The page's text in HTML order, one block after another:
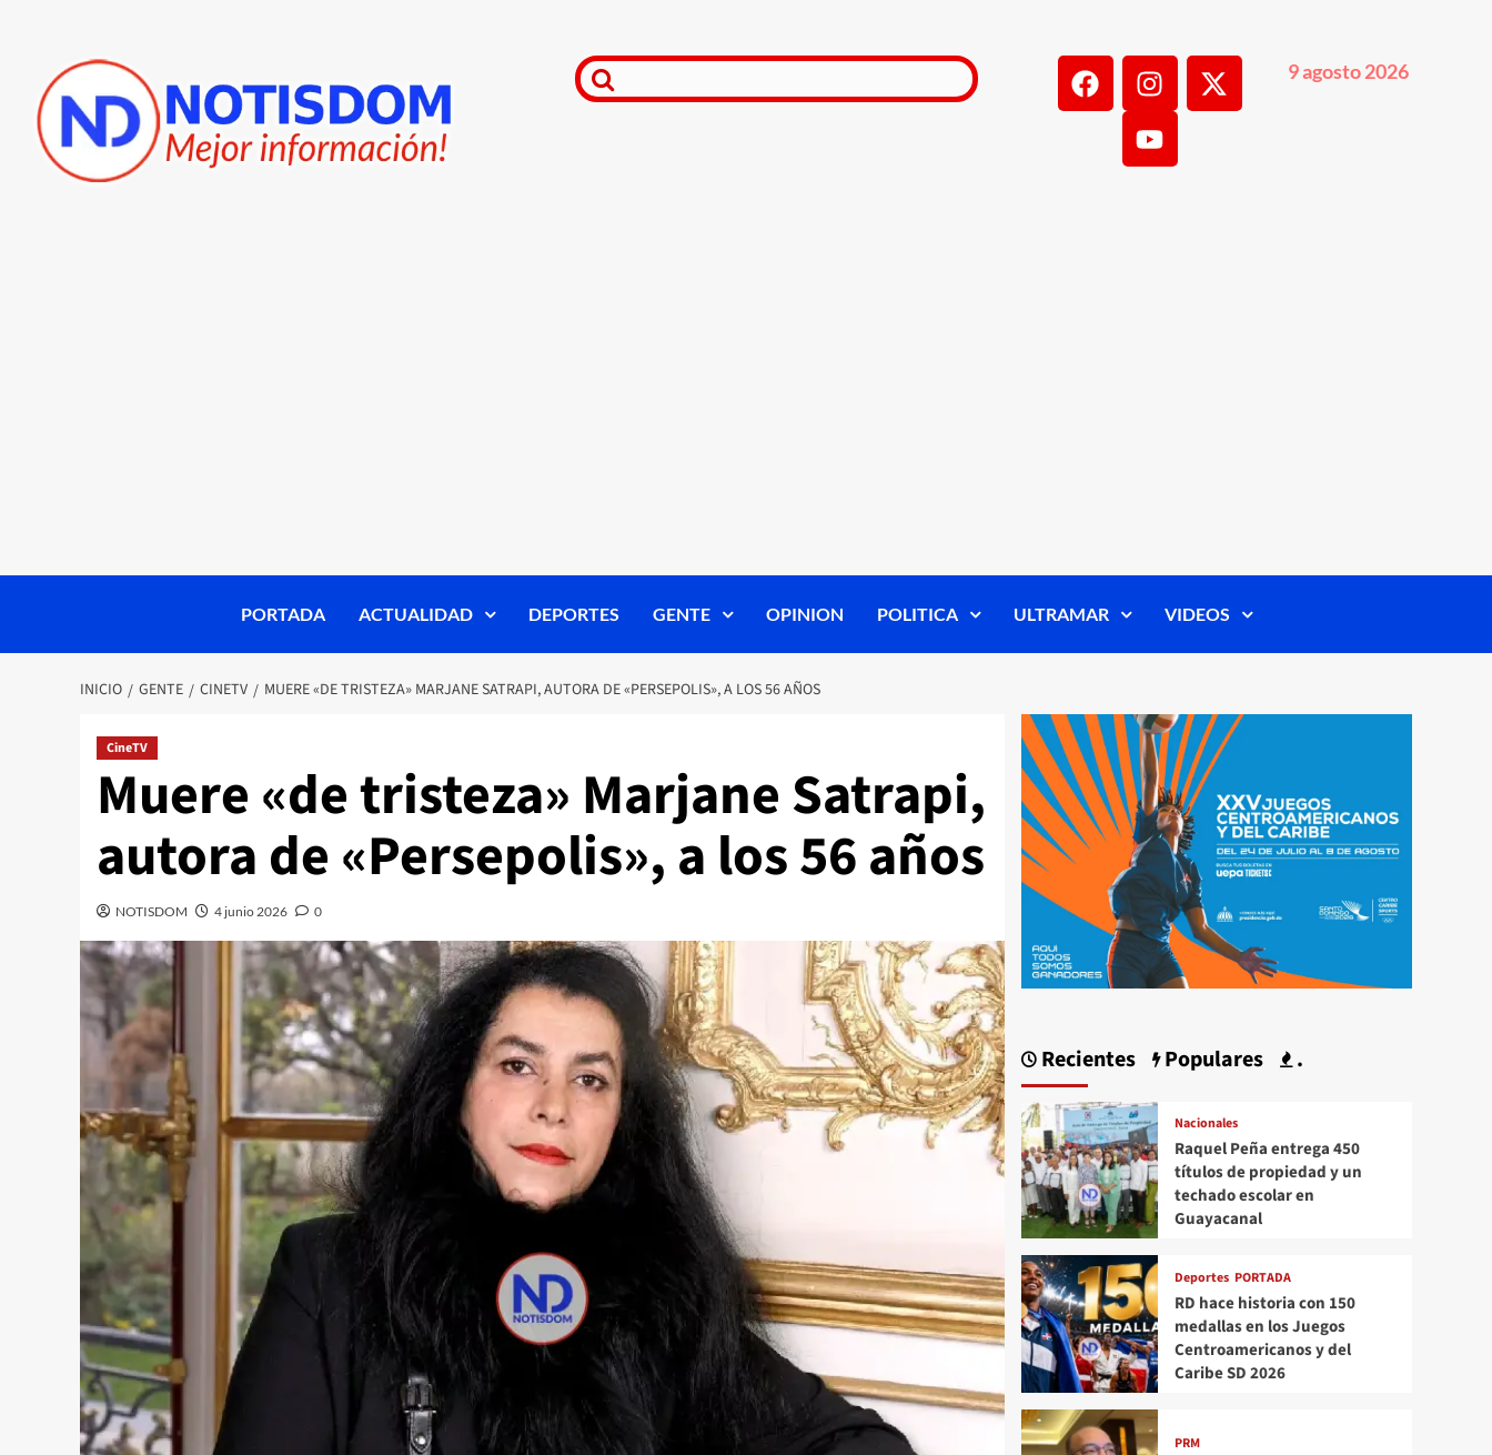
9 agosto 2026
PORTADA ACTUALIDAD DEPORTES GENTE OPINION POLITICA ULTRAMAR VIDEOS
INICIO GENTE CINETV MUERE «DE TRISTEZA» MARJANE SATRAPI, AUTORA DE «PERSEPOLIS», A LOS 56 AÑOS
CineTV
Muere «de tristeza» Marjane Satrapi,
autora de «Persepolis», a los 56 años
NOTISDOM 4 junio 2026 0
Recientes Populares .
Nacionales
Raquel Peña entrega 450
títulos de propiedad y un
techado escolar en
Guayacanal
Deportes PORTADA
RD hace historia con 150
medallas en los Juegos
Centroamericanos y del
Caribe SD 2026
PRM